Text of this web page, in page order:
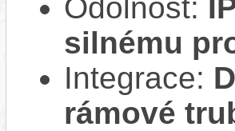
Odolnost:
silnému
Integrace:
rámové